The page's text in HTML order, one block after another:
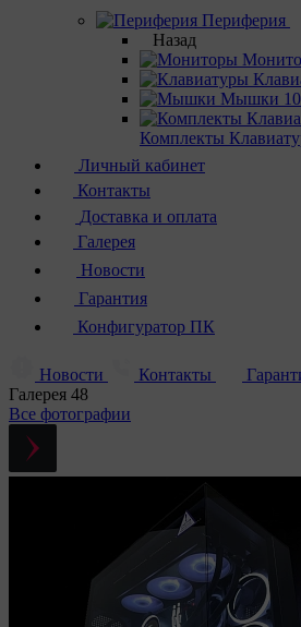
Периферия
Назад
Мышки
Комплекты
Личный кабинет
Контакты
Доставка и оплата
Галерея
Новости
Гарантия
Конфигуратор ПК
Новости Контакты
Галерея 48
Все фотографии